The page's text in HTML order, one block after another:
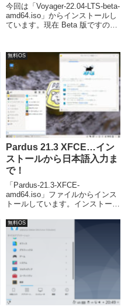
今回は「Voyager-22.04-LTS-beta-
amd64.iso」からインストールし
ています。現在 Beta 版ですの
無料OS
Pardus 21.3 XFCE…イン
ストールから日本語入力ま
で！
「Pardus-21.3-XFCE-
amd64.iso」ファイルからインス
トールしています。インストール
入力の設定については、別途
「Fcitx」などのインストール等
が必要でした。
無料OS